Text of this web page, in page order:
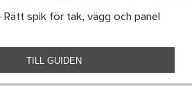
Rätt spik för tak, vägg och panel
TILL GUIDEN